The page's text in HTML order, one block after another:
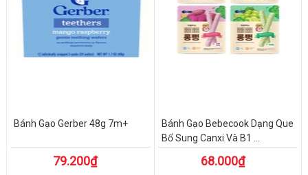
Bánh Gạo Gerber 48g 7m+
79.200₫
Bánh Gạo Bebecook Dạng Que
Bổ Sung Canxi Và B1 ...
68.000₫